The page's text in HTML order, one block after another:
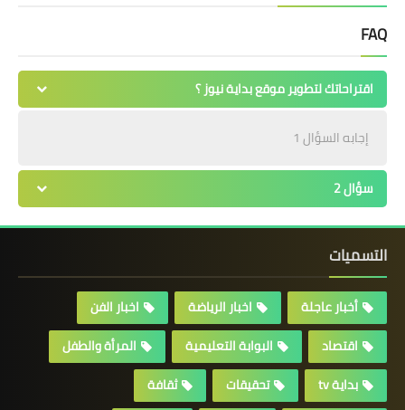
FAQ
اقتراحاتك لتطوير موقع بداية نيوز ؟
إجابه السؤال 1
سؤال 2
التسميات
أخبار عاجلة اخبار الرياضة
اخبار الفن
اقتصاد
البوابة التعليمية
المرأة والطفل
بداية tv
تحقيقات
ثقافة